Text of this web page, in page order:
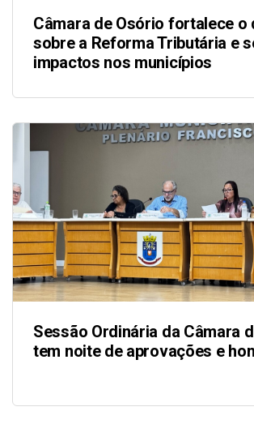
Câmara de Osório fortalece o
sobre a Reforma Tributária e
impactos nos municípios
Sessão Ordinária da Câmara
tem noite de aprovações e